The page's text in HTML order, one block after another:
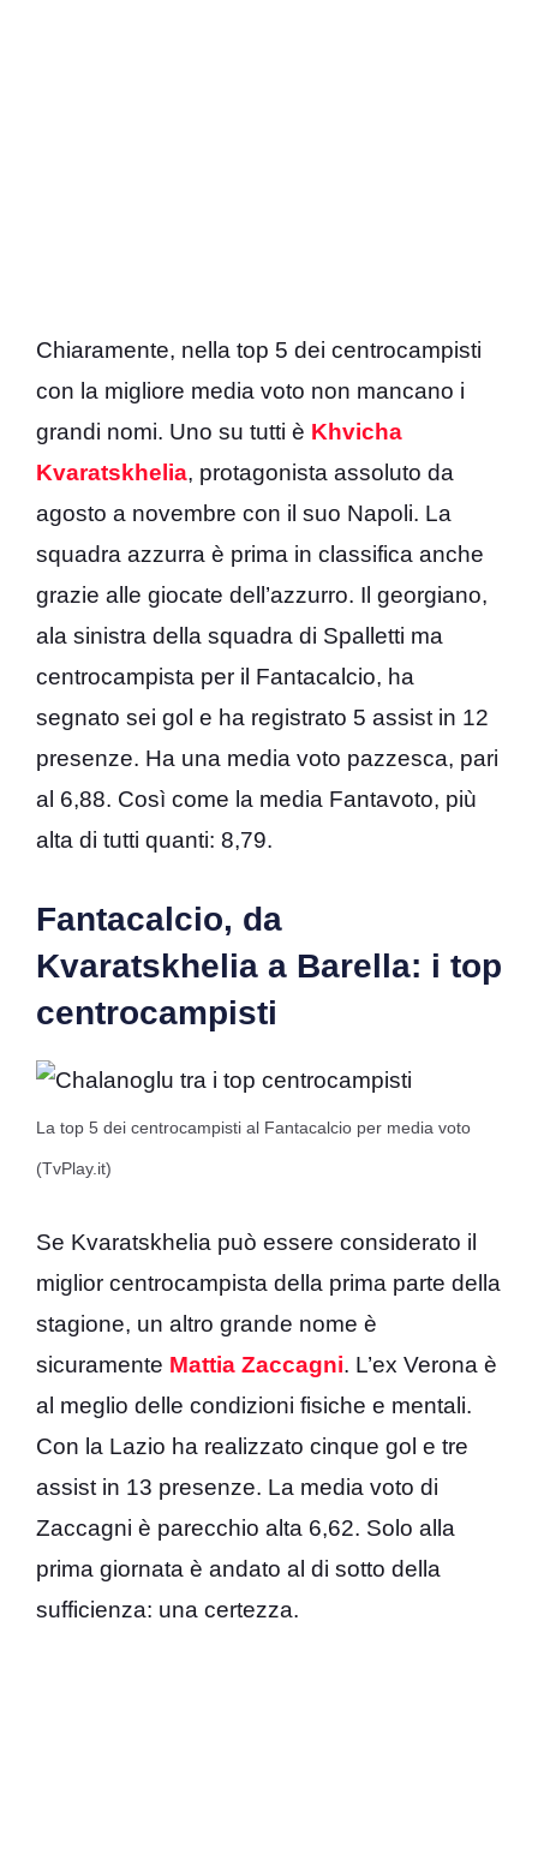
Chiaramente, nella top 5 dei centrocampisti
con la migliore media voto non mancano i
grandi nomi. Uno su tutti è Khvicha
Kvaratskhelia, protagonista assoluto da
agosto a novembre con il suo Napoli. La
squadra azzurra è prima in classifica anche
grazie alle giocate dell’azzurro. Il georgiano,
ala sinistra della squadra di Spalletti ma
centrocampista per il Fantacalcio, ha
segnato sei gol e ha registrato 5 assist in 12
presenze. Ha una media voto pazzesca, pari
al 6,88. Così come la media Fantavoto, più
alta di tutti quanti: 8,79.
Fantacalcio, da
Kvaratskhelia a Barella: i top
centrocampisti
La top 5 dei centrocampisti al Fantacalcio per media voto
(TvPlay.it)
Se Kvaratskhelia può essere considerato il
miglior centrocampista della prima parte della
stagione, un altro grande nome è
sicuramente Mattia Zaccagni. L’ex Verona è
al meglio delle condizioni fisiche e mentali.
Con la Lazio ha realizzato cinque gol e tre
assist in 13 presenze. La media voto di
Zaccagni è parecchio alta 6,62. Solo alla
prima giornata è andato al di sotto della
sufficienza: una certezza.